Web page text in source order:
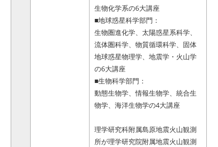
生物化学系の6大講座
■地球惑星科学部門：
生物圏進化学、太陽惑星系科学、
流体圏科学、物質循環科学、固体
地球惑星物理学、地震学・火山学
の6大講座
■生物科学部門：
動態生物学、情報生物学、統合生
物学、海洋生物学の4大講座
理学研究科附属島原地震火山観測
所が理学研究院附属地震火山観測